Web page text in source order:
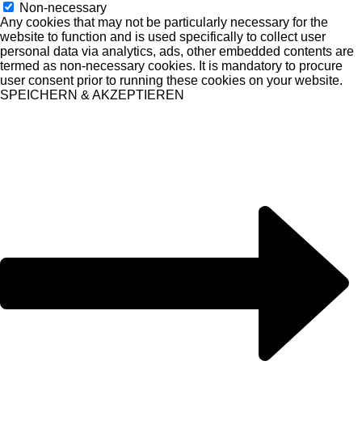
Non-necessary
Any cookies that may not be particularly necessary for the
website to function and is used specifically to collect user
personal data via analytics, ads, other embedded contents are
termed as non-necessary cookies. It is mandatory to procure
user consent prior to running these cookies on your website.
SPEICHERN & AKZEPTIEREN